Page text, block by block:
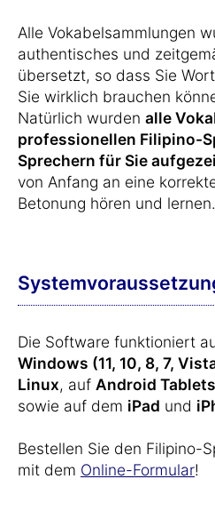
Alle Vokabelsammlungen
authentisches und
übersetzt, so dass Sie
Sie wirklich brauchen
Natürlich wurden alle
professionellen Filipino-
Sprechern für Sie
von Anfang an eine
Betonung hören und lernen.
Die Software funktioniert
Windows (11, 10, 8, 7,
Linux, auf Android
sowie auf dem iPad und
Bestellen Sie den Filipino-
mit dem Online-Formular!